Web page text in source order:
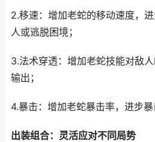
2.移速：增加老蛇的移动速度，
人或逃脱困境；
3.法术穿透：增加老蛇技能对敌
输出；
4.暴击：增加老蛇暴击率，进步暴
出装组合：灵活应对不同局势